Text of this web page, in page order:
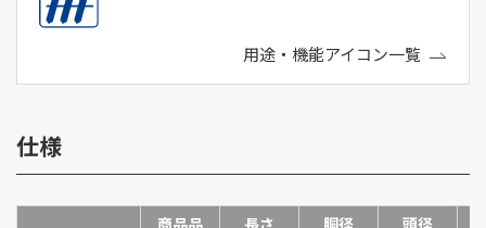
用途・機能アイコン一覧
仕様